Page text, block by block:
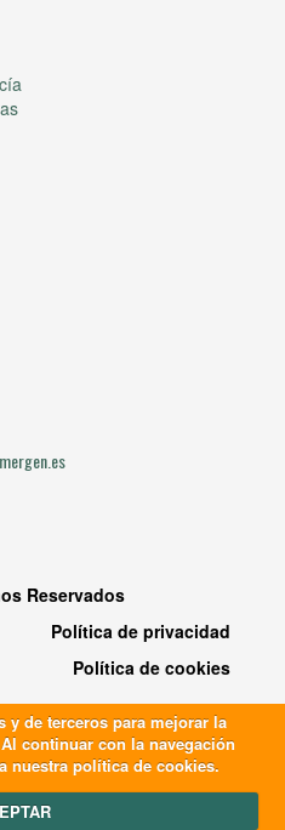
Reservados
Política de privacidad
Política de cookies
y de terceros para mejorar la
continuar con la navegación
nuestra política de cookies.